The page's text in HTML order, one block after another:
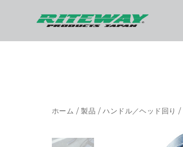
ホーム /製品 /ハンドル／ヘッド回り /